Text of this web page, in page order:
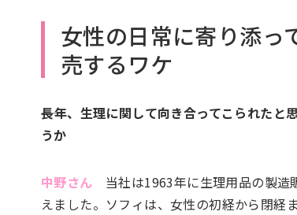
女性の日常に寄り添っ
売するワケ
――長年、生理に関して向き合ってこられた
うか
中野さん 当社は1963年に生理用品の製造
えました。ソフィは、女性の初経から閉経